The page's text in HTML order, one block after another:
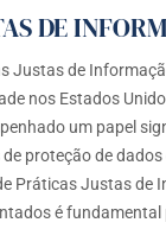
DE
Justas de
nos Estados
um papel
proteção de
Práticas Justas de
é